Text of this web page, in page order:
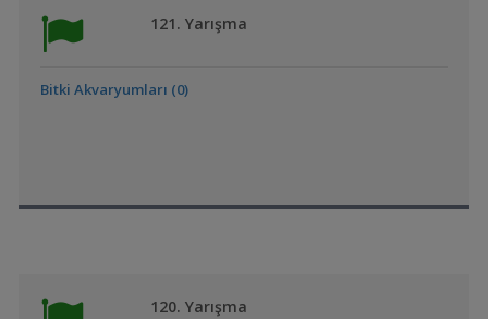
121. Yarışma
Bitki Akvaryumları (0)
120. Yarışma